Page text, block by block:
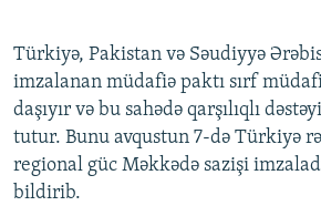
Türkiyə, Pakistan və Səudiyyə
imzalanan müdafiə paktı sırf
daşıyır və bu sahədə qarşılıqlı
tutur. Bunu avqustun 7-də Türkiyə
regional güc Məkkədə sazişi
bildirib.